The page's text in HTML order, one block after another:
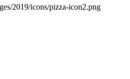
2019/icons/pizza-icon2.png